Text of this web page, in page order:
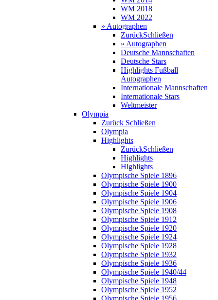
WM 2018
WM 2022
» Autographen
ZurückSchließen
» Autographen
Deutsche Mannschaften
Deutsche Stars
Highlights Fußball
Autographen
Internationale Mannschaften
Internationale Stars
Weltmeister
Olympia
Zurück Schließen
Olympia
Highlights
ZurückSchließen
Highlights
Highlights
Olympische Spiele 1896
Olympische Spiele 1900
Olympische Spiele 1904
Olympische Spiele 1906
Olympische Spiele 1908
Olympische Spiele 1912
Olympische Spiele 1920
Olympische Spiele 1924
Olympische Spiele 1928
Olympische Spiele 1932
Olympische Spiele 1936
Olympische Spiele 1940/44
Olympische Spiele 1948
Olympische Spiele 1952
Olympische Spiele 1956